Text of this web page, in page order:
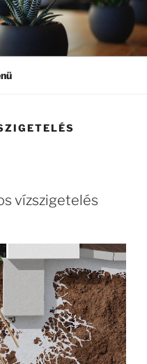
vízszigetelés